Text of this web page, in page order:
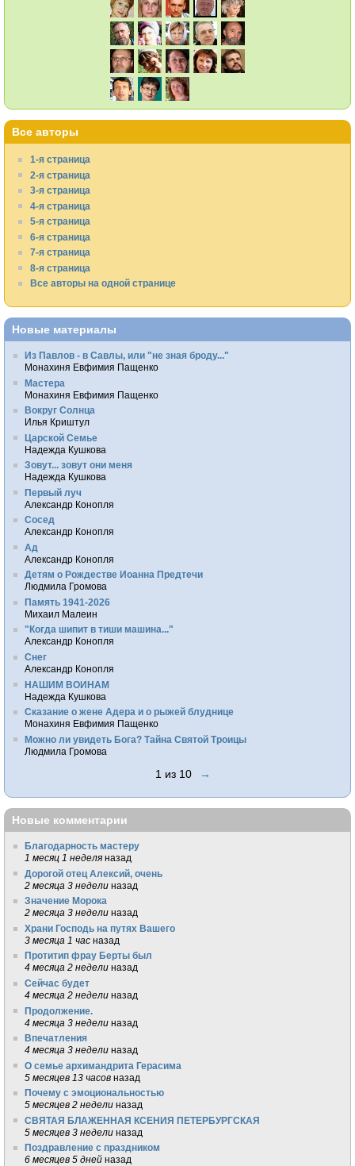
Все авторы
1-я страница
2-я страница
3-я страница
4-я страница
5-я страница
6-я страница
7-я страница
8-я страница
Все авторы на одной странице
Новые материалы
Из Павлов - в Савлы, или "не зная броду..."
Монахиня Евфимия Пащенко
Мастера
Монахиня Евфимия Пащенко
Вокруг Солнца
Илья Криштул
Царской Семье
Надежда Кушкова
Зовут... зовут они меня
Надежда Кушкова
Первый луч
Александр Конопля
Сосед
Александр Конопля
Ад
Александр Конопля
Детям о Рождестве Иоанна Предтечи
Людмила Громова
Память 1941-2026
Михаил Малеин
"Когда шипит в тиши машина..."
Александр Конопля
Снег
Александр Конопля
НАШИМ ВОИНАМ
Надежда Кушкова
Сказание о жене Адера и о рыжей блуднице
Монахиня Евфимия Пащенко
Можно ли увидеть Бога? Тайна Святой Троицы
Людмила Громова
1 из 10 →
Новые комментарии
Благодарность мастеру
1 месяц 1 неделя назад
Дорогой отец Алексий, очень
2 месяца 3 недели назад
Значение Морока
2 месяца 3 недели назад
Храни Господь на путях Вашего
3 месяца 1 час назад
Протитип фрау Берты был
4 месяца 2 недели назад
Сейчас будет
4 месяца 2 недели назад
Продолжение.
4 месяца 3 недели назад
Впечатления
4 месяца 3 недели назад
О семье архимандрита Герасима
5 месяцев 13 часов назад
Почему с эмоциональностью
5 месяцев 2 недели назад
СВЯТАЯ БЛАЖЕННАЯ КСЕНИЯ ПЕТЕРБУРГСКАЯ
5 месяцев 3 недели назад
Поздравление с праздником
6 месяцев 5 дней назад